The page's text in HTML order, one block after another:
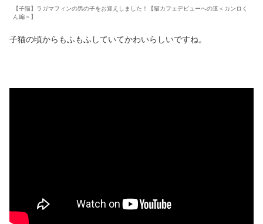
【子猫】ラガマフィンの男の子をお迎えしました！【猫カフェデビューへの道＜カンロく
ん編＞】
子猫の頃からもふもふしていてかわいらしいですね。